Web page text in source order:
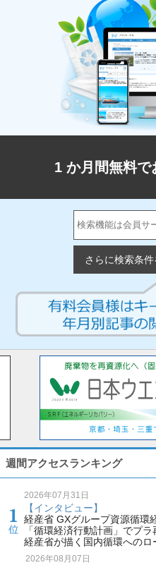
1 か月間無料
さらに検索条
週間アクセスランキング
2026年07月31日
【インタビュー】
経産省 GXグループ資源循環
「循環経済行動計画」でプ
経産省が描く国内循環へのロ
2026年08月07日